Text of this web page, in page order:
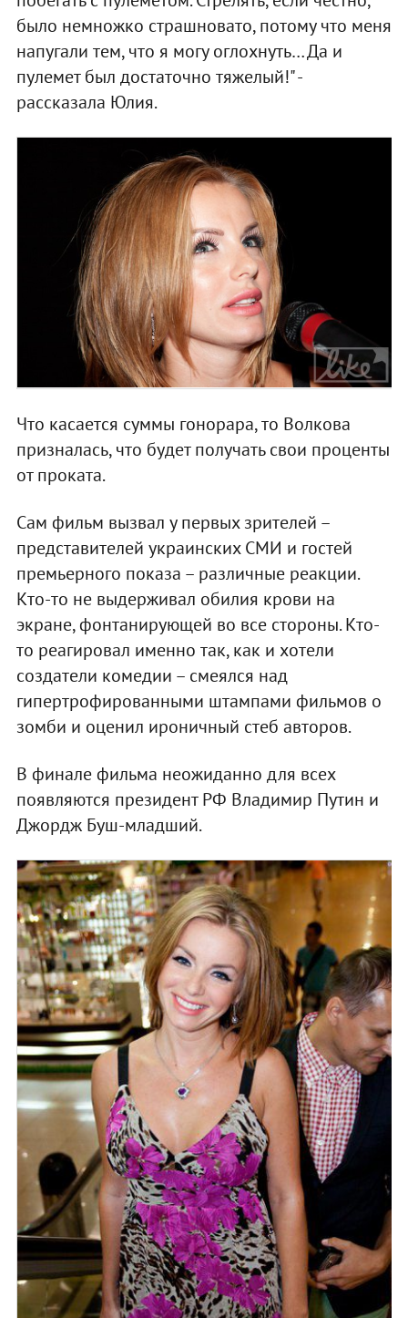
было немножко страшновато, потому что меня
напугали тем, что я могу оглохнуть… Да и
пулемет был достаточно тяжелый!" -
рассказала Юлия.
Что касается суммы гонорара, то Волкова
призналась, что будет получать свои проценты
от проката.
Сам фильм вызвал у первых зрителей –
представителей украинских СМИ и гостей
премьерного показа – различные реакции.
Кто-то не выдерживал обилия крови на
экране, фонтанирующей во все стороны. Кто-
то реагировал именно так, как и хотели
создатели комедии – смеялся над
гипертрофированными штампами фильмов о
зомби и оценил ироничный стеб авторов.
В финале фильма неожиданно для всех
появляются президент РФ Владимир Путин и
Джордж Буш-младший.